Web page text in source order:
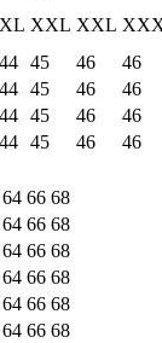
XL XXL XXL
44 45 46
46
44 45 46
46
44 45 46
46
44 45 46
46
64 66 68
64 66 68
64 66 68
64 66 68
64 66 68
64 66 68